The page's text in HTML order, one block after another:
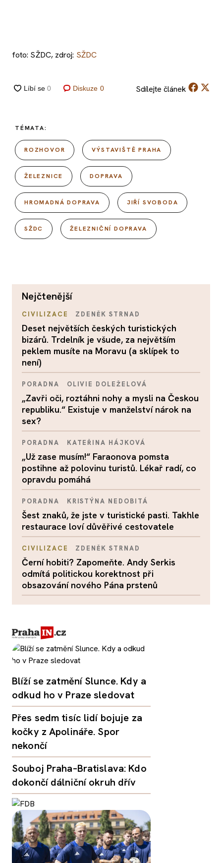
foto: SŽDC, zdroj: SŽDC
Diskuze 0 Sdílejte článek
TÉMATA:
ROZHOVOR VÝSTAVIŠTĚ PRAHA
ŽELEZNICE DOPRAVA
HROMADNÁ DOPRAVA JIŘÍ SVOBODA
SŽDC ŽELEZNIČNÍ DOPRAVA
nejčtenější
CIVILIZACE ZDENĚK STRNAD
Deset největších českých turistických
bizárů. Trdelník je všude, za největším
peklem musíte na Moravu (a sklípek to
není)
PORADNA OLIVIE DOLEŽELOVÁ
„Zavři oči, roztáhni nohy a mysli na Českou
republiku.“ Existuje v manželství nárok na
sex?
PORADNA KATEŘINA HÁJKOVÁ
„Už zase musím!“ Faraonova pomsta
postihne až polovinu turistů. Lékař radí, co
opravdu pomáhá
PORADNA KRISTÝNA NEDOBITÁ
Šest znaků, že jste v turistické pasti. Takhle
restaurace loví důvěřivé cestovatele
CIVILIZACE ZDENĚK STRNAD
Černí hobiti? Zapomeňte. Andy Serkis
odmítá politickou korektnost při
obsazování nového Pána prstenů
Blíží se zatmění Slunce. Kdy a
odkud ho v Praze sledovat
Přes sedm tisíc lidí bojuje za
kočky z Apolináře. Spor
nekončí
Souboj Praha–Bratislava: Kdo
dokončí dálniční okruh dřív